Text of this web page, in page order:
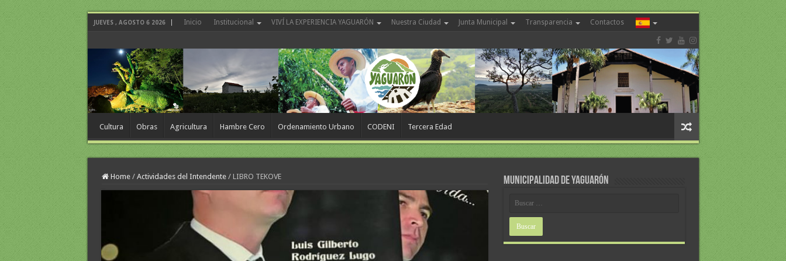
JUEVES , AGOSTO 6 2026 Inicio Institucional VIVÍ LA EXPERIENCIA YAGUARÓN Nuestra Ciudad Junta Municipal Transparencia Contactos
Cultura Obras Agricultura Hambre Cero Ordenamiento Urbano CODENI Tercera Edad
Home / Actividades del Intendente / LIBRO TEKOVE MUNICIPALIDAD DE YAGUARÓN